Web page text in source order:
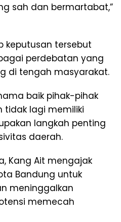
sah dan bermartabat,”
keputusan tersebut
perdebatan yang
di tengah masyarakat.
baik pihak-pihak
lagi memiliki
langkah penting
daerah.
Kang Ait mengajak
Bandung untuk
meninggalkan
memecah